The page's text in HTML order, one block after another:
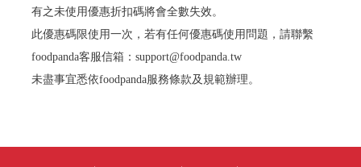
有之未使用優惠折扣碼將會全數失效。
此優惠碼限使用一次，若有任何優惠碼使用問題，請聯繫
foodpanda客服信箱：support@foodpanda.tw
未盡事宜悉依foodpanda服務條款及規範辦理。